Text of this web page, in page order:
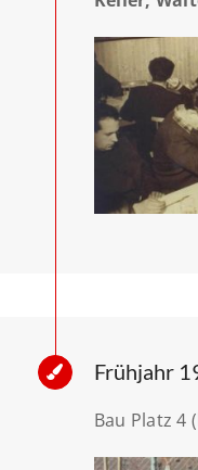
Frühjahr
Bau Platz 4